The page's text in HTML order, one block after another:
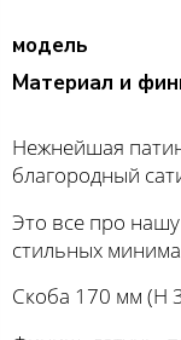
модель
Материал и
Нежнейшая
благородный
Это все про
стильных
Скоба 170 мм (H